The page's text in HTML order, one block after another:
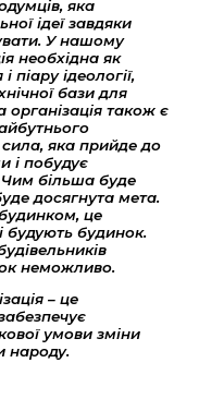
яка
ідеї завдяки
У нашому
необхідна як
ідеології,
бази для
організація також є
яка прийде до
і побудує
Чим більша буде
досягнута мета.
це
будують будинок.
неможливо.
– це
умови зміни
народу.